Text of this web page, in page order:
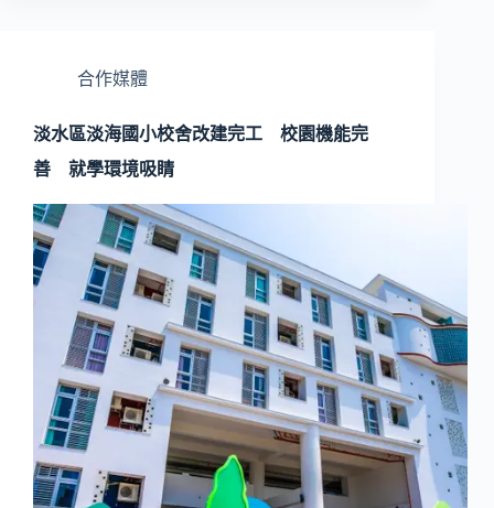
合作媒體
淡水區淡海國小校舍改建完工 校園機能完
善 就學環境吸睛